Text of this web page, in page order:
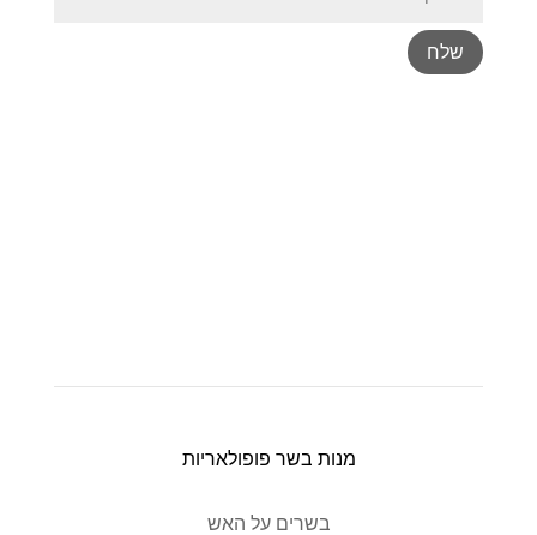
שלח
מנות בשר פופולאריות
בשרים על האש